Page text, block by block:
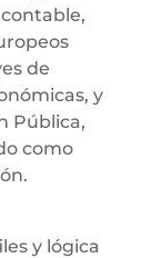
de
y
Pública,
como
y lógica